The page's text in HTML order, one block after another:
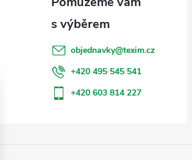
objednavky@texim.cz
+420 495 545 541
+420 603 814 227